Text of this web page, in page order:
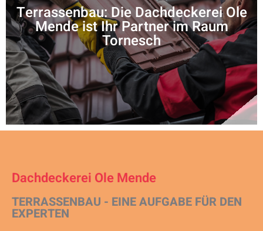
Terrassenbau: Die Dachdeckerei Ole
Mende ist Ihr Partner im Raum
Tornesch
Dachdeckerei Ole Mende
TERRASSENBAU - EINE AUFGABE FÜR DEN
EXPERTEN